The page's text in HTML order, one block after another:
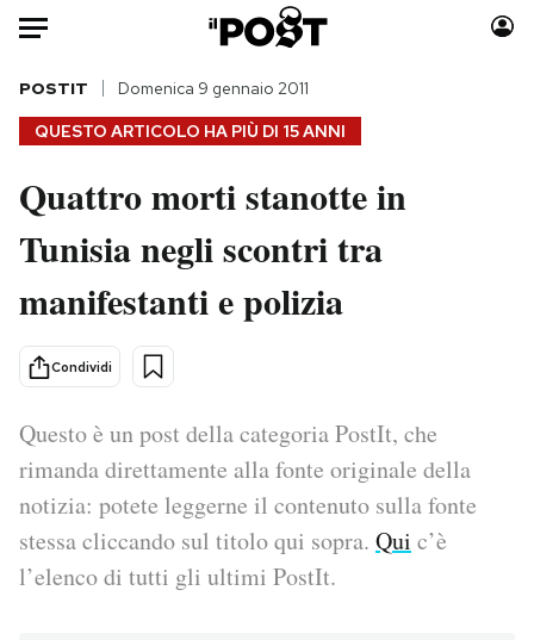
Auto
HOME
Italia
Politica
Tecnologia
Scienza
Economia
Sport
Moda
Consumismi
Storie/Idee
Altrecose
Mondiali calcio 2026
PODCAST
QUESTO ARTICOLO HA PIÙ DI 15 ANNI
POSTIT Domenica 9 gennaio 2011
Quattro morti stanotte in
Tunisia negli scontri tra
manifestanti e polizia
Condividi
Questo è un post della categoria PostIt, che
rimanda direttamente alla fonte originale della
notizia: potete leggerne il contenuto sulla fonte
stessa cliccando sul titolo qui sopra. Qui c’è
l’elenco di tutti gli ultimi PostIt.